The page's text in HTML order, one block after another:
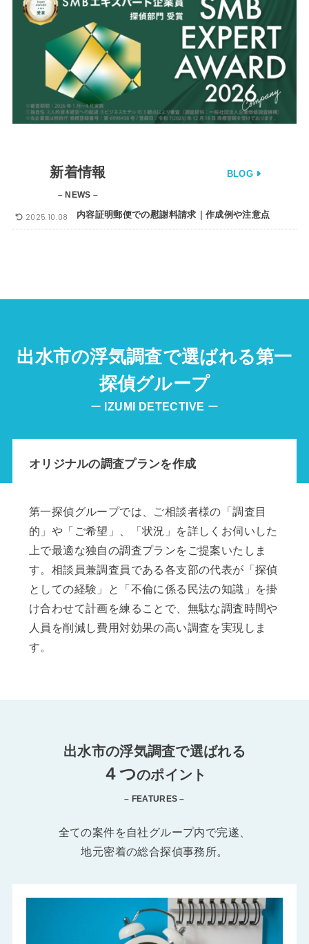
新着情報
– NEWS –
BLOG
内容証明郵便での慰謝料請求｜作成例や注意点
2025.10.08
出水市の浮気調査で選ばれる第一
探偵グループ
ー IZUMI DETECTIVE ー
オリジナルの調査プランを作成
第一探偵グループでは、ご相談者様の「調査目
的」や「ご希望」、「状況」を詳しくお伺いした
上で最適な独自の調査プランをご提案いたしま
す。相談員兼調査員である各支部の代表が「探偵
としての経験」と「不倫に係る民法の知識」を掛
け合わせて計画を練ることで、無駄な調査時間や
人員を削減し費用対効果の高い調査を実現しま
す。
出水市の浮気調査で選ばれる
４つのポイント
– FEATURES –
全ての案件を自社グループ内で完遂、
地元密着の総合探偵事務所。